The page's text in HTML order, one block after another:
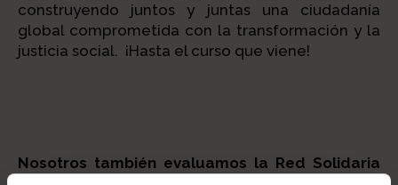
construyendo juntos y juntas una ciudadanía
global comprometida con la transformación y la
justicia social. ¡Hasta el curso que viene!
Nosotros también evaluamos la Red Solidaria